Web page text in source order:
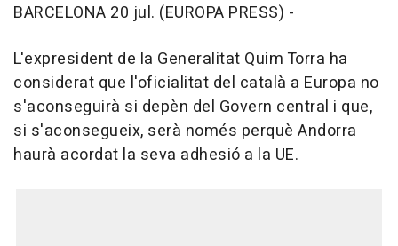
BARCELONA 20 jul. (EUROPA PRESS) -
L'expresident de la Generalitat Quim Torra ha
considerat que l'oficialitat del català a Europa no
s'aconseguirà si depèn del Govern central i que,
si s'aconsegueix, serà només perquè Andorra
haurà acordat la seva adhesió a la UE.